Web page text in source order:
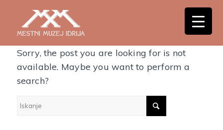
Nothing Found
Sorry, the post you are looking for is not
available. Maybe you want to perform a
search?